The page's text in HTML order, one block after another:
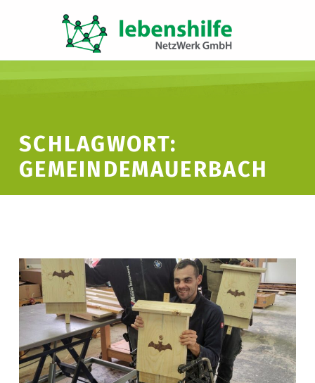
SCHLAGWORT:
GEMEINDEMAUERBACH